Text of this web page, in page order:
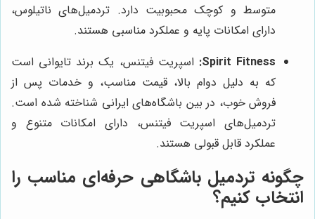
متوسط و کوچک محبوبیت دارد. تردمیل‌های ناتیلوس،
دارای امکانات پایه و عملکرد مناسبی هستند.
Spirit Fitness: اسپریت فیتنس، یک برند تایوانی است
که به دلیل دوام بالا، قیمت مناسب، و خدمات پس از
فروش خوب، در بین باشگاه‌های ایرانی شناخته شده است.
تردمیل‌های اسپریت فیتنس، دارای امکانات متنوع و
عملکرد قابل قبولی هستند.
چگونه تردمیل باشگاهی حرفه‌ای مناسب را
انتخاب کنیم؟